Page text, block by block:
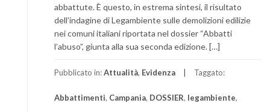
abbattute. È questo, in estrema sintesi, il risultato
dell’indagine di Legambiente sulle demolizioni edilizie
nei comuni italiani riportata nel dossier “Abbatti
l’abuso”, giunta alla sua seconda edizione. […]
Pubblicato in:Attualità, Evidenza Taggato:
Abbattimenti, Campania, DOSSIER, legambiente,